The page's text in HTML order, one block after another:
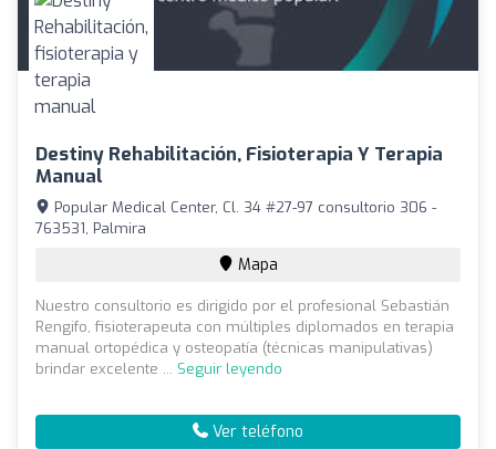
Destiny Rehabilitación, Fisioterapia Y Terapia
Manual
Popular Medical Center, Cl. 34 #27-97 consultorio 306 -
763531, Palmira
Mapa
Nuestro consultorio es dirigido por el profesional Sebastián
Rengifo, fisioterapeuta con múltiples diplomados en terapia
manual ortopédica y osteopatía (técnicas manipulativas)
brindar excelente ... Seguir leyendo
Ver teléfono